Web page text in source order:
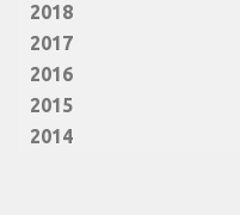
2018
2017
2016
2015
2014